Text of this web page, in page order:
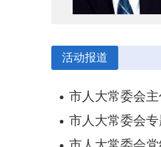
活动报道
市人大常委会
市人大常委会